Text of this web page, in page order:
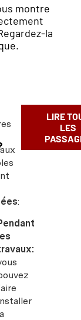
montre
la
:
LIRE
LES